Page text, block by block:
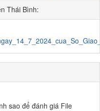
Thái Bình:
sao để đánh giá File